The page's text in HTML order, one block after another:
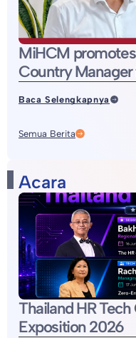
MiHCM
Country
Baca Selengkapnya
Semua Berita
Acara
Thailand HR
Exposition 2026